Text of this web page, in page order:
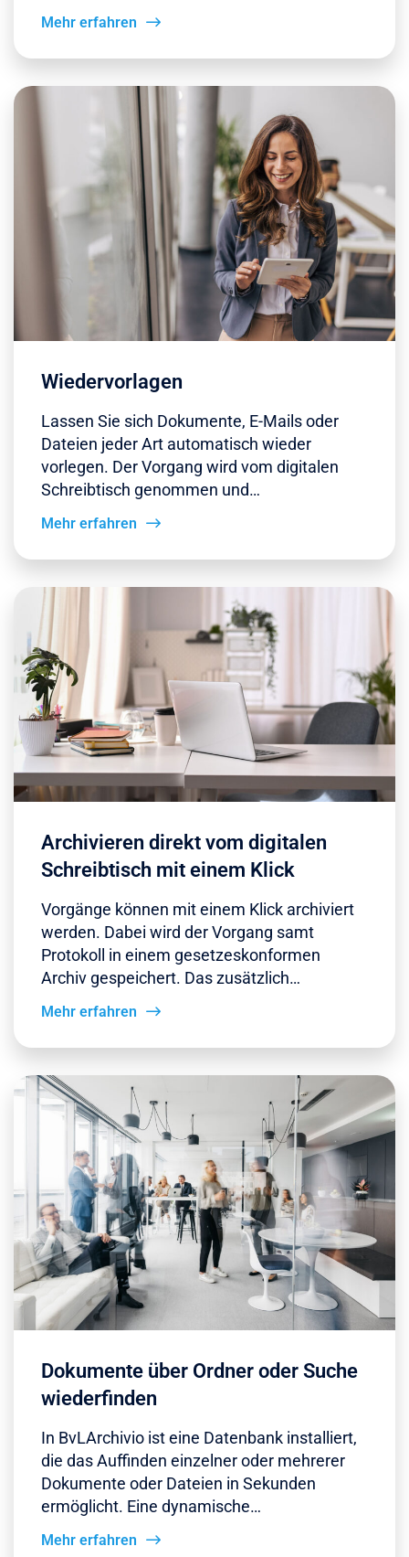
Mehr erfahren
Wiedervorlagen
Lassen Sie sich Dokumente, E-Mails oder
Dateien jeder Art automatisch wieder
vorlegen. Der Vorgang wird vom digitalen
Schreibtisch genommen und…
Mehr erfahren
Archivieren direkt vom digitalen
Schreibtisch mit einem Klick
Vorgänge können mit einem Klick archiviert
werden. Dabei wird der Vorgang samt
Protokoll in einem gesetzeskonformen
Archiv gespeichert. Das zusätzlich…
Mehr erfahren
Dokumente über Ordner oder Suche
wiederfinden
In BvLArchivio ist eine Datenbank installiert,
die das Auffinden einzelner oder mehrerer
Dokumente oder Dateien in Sekunden
ermöglicht. Eine dynamische…
Mehr erfahren